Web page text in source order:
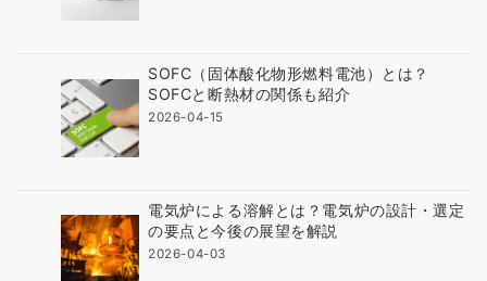
SOFC（固体酸化物形燃料電池）とは？
SOFCと断熱材の関係も紹介
2026-04-15
電気炉による溶解とは？電気炉の設計・選定
の要点と今後の展望を解説
2026-04-03